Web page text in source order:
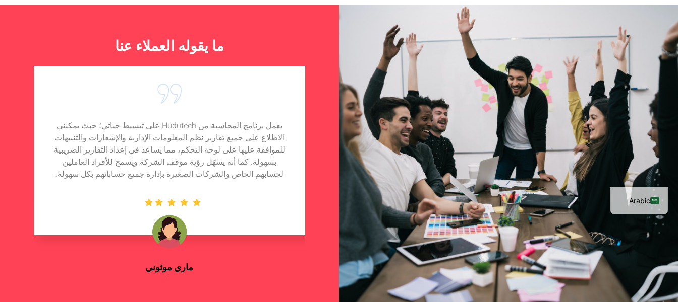
ما يقوله العملاء عنا
ستيف هيل
مؤسسة OSS
إنه لمن دواعي سروري التواصل والتعاون مع شركة Hudutech، فالفريق
بأكمله رائع في العمل مع الشركة وخاصة العضو المنتدب الذي يتميز بأداء
متميز، حيث تقدم الشركة المشورة الفنية لشركتي الناشئة بمساعدة
التكنولوجيا. أنا سعيد بتواصلي مع شركة Hudutech وأتمنى أن يكون هناك
تعاون تجاري طويل الأمد معهم.
ماري موثوني
رائد الأعمال
يعمل برنامج المحاسبة من Hudutech على تبسيط حياتي؛ حيث يمكنني
الاطلاع على جميع تقارير نظم المعلومات الإدارية والإشعارات والتنبيهات
للموافقة عليها على لوحة التحكم، مما يساعد في إعداد التقارير الضريبية
بسهولة. كما أنه يسهّل رؤية موقف الشركة ويسمح للأفراد العاملين
لحسابهم الخاص والشركات الصغيرة بإدارة جميع حساباتهم بكل سهولة.
Arabic
English
French
Spanish